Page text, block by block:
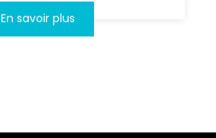
En savoir plus